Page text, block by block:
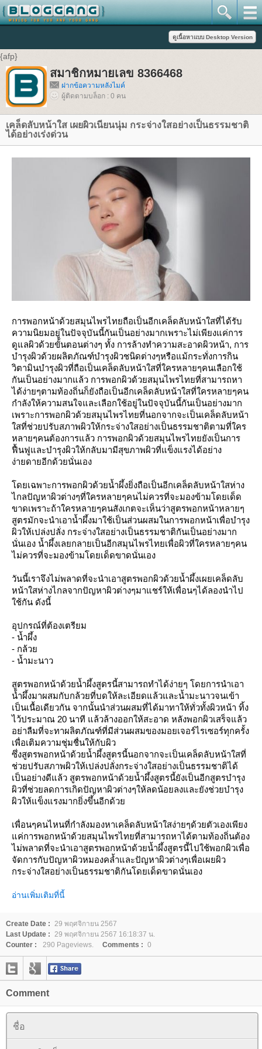
{afp}
สมาชิกหมายเลข 8366468
ฝากข้อความหลังไมค์
ผู้ติดตามบล็อก : 0 คน
เคล็ดลับหน้าใส เผยผิวเนียนนุ่ม กระจ่างใสอย่างเป็นธรรมชาติ
ได้อย่างเร่งด่วน
การพอกหน้าด้วยสมุนไพรไทยถือเป็นอีกเคล็ดลับหน้าใสที่ได้รับ
ความนิยมอยู่ในปัจจุบันนี้กันเป็นอย่างมากเพราะไม่เพียงแค่การ
ดูแลผิวด้วยขั้นตอนต่างๆ ทั้ง การล้างทำความสะอาดผิวหน้า, การ
บำรุงผิวด้วยผลิตภัณฑ์บำรุงผิวชนิดต่างๆหรือแม้กระทั่งการกิน
วิตามินบำรุงผิวที่ถือเป็นเคล็ดลับหน้าใสที่ใครหลายๆคนเลือกใช้
กันเป็นอย่างมากแล้ว การพอกผิวด้วยสมุนไพรไทยที่สามารถหา
ได้ง่ายๆตามท้องถิ่นก็ยังถือเป็นอีกเคล็ดลับหน้าใสที่ใครหลายๆคน
กำลังให้ความสนใจและเลือกใช้อยู่ในปัจจุบันนี้กันเป็นอย่างมาก
เพราะการพอกผิวด้วยสมุนไพรไทยที่นอกจากจะเป็นเคล็ดลับหน้า
ใสที่ช่วยปรับสภาพผิวให้กระจ่างใสอย่างเป็นธรรมชาติตามที่ใคร
หลายๆคนต้องการแล้ว การพอกผิวด้วยสมุนไพรไทยยังเป็นการ
ฟื้นฟูและบำรุงผิวให้กลับมามีสุขภาพผิวที่แข็งแรงได้อย่าง
ง่ายดายอีกด้วยนั่นเอง
โดยเฉพาะการพอกผิวด้วยน้ำผึ้งยิ่งถือเป็นอีกเคล็ดลับหน้าใสห่าง
ไกลปัญหาผิวต่างๆที่ใครหลายๆคนไม่ควรที่จะมองข้ามโดยเด็ด
ขาดเพราะถ้าใครหลายๆคนสังเกตจะเห็นว่าสูตรพอกหน้าหลายๆ
สูตรมักจะนำเอาน้ำผึ้งมาใช้เป็นส่วนผสมในการพอกหน้าเพื่อบำรุง
ผิวให้เปล่งปลั่ง กระจ่างใสอย่างเป็นธรรมชาติกันเป็นอย่างมาก
นั่นเอง น้ำผึ้งเลยกลายเป็นอีกสมุนไพรไทยเพื่อผิวที่ใครหลายๆคน
ไม่ควรที่จะมองข้ามโดยเด็ดขาดนั่นเอง
วันนี้เราจึงไม่พลาดที่จะนำเอาสูตรพอกผิวด้วยน้ำผึ้งเผยเคล็ดลับ
หน้าใสห่างไกลจากปัญหาผิวต่างๆมาแชร์ให้เพื่อนๆได้ลองนำไป
ใช้กัน ดังนี้
อุปกรณ์ที่ต้องเตรียม
- น้ำผึ้ง
- กล้วย
- น้ำมะนาว
สูตรพอกหน้าด้วยน้ำผึ้งสูตรนี้สามารถทำได้ง่ายๆ โดยการนำเอา
น้ำผึ้งมาผสมกับกล้วยที่บดให้ละเอียดแล้วและน้ำมะนาวจนเข้า
เป็นเนื้อเดียวกัน จากนั้นนำส่วนผสมที่ได้มาทาให้ทั่วทั้งผิวหน้า ทิ้ง
ไว้ประมาณ 20 นาที แล้วล้างออกให้สะอาด หลังพอกผิวเสร็จแล้ว
อย่าลืมที่จะทาผลิตภัณฑ์ที่มีส่วนผสมของมอยเจอร์ไรเซอร์ทุกครั้ง
เพื่อเติมความชุ่มชื่นให้กับผิว
ซึ่งสูตรพอกหน้าด้วยน้ำผึ้งสูตรนี้นอกจากจะเป็นเคล็ดลับหน้าใสที่
ช่วยปรับสภาพผิวให้เปล่งปลั่งกระจ่างใสอย่างเป็นธรรมชาติได้
เป็นอย่างดีแล้ว สูตรพอกหน้าด้วยน้ำผึ้งสูตรนี้ยังเป็นอีกสูตรบำรุง
ผิวที่ช่วยลดการเกิดปัญหาผิวต่างๆให้ลดน้อยลงและยังช่วยบำรุง
ผิวให้แข็งแรงมากยิ่งขึ้นอีกด้วย
เพื่อนๆคนไหนที่กำลังมองหาเคล็ดลับหน้าใสง่ายๆด้วยตัวเองเพียง
แค่การพอกหน้าด้วยสมุนไพรไทยที่สามารถหาได้ตามท้องถิ่นต้อง
ไม่พลาดที่จะนำเอาสูตรพอกหน้าด้วยน้ำผึ้งสูตรนี้ไปใช้พอกผิวเพื่อ
จัดการกับปัญหาผิวหมองคล้ำและปัญหาผิวต่างๆเพื่อเผยผิว
กระจ่างใสอย่างเป็นธรรมชาติกันโดยเด็ดขาดนั่นเอง
อ่านเพิ่มเติมที่นี้
Create Date :
29 พฤศจิกายน 2567
Last Update :
29 พฤศจิกายน 2567 16:18:37 น.
Counter :
290 Pageviews. Comments : 0
Comment